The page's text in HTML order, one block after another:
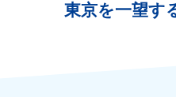
東京を一望す